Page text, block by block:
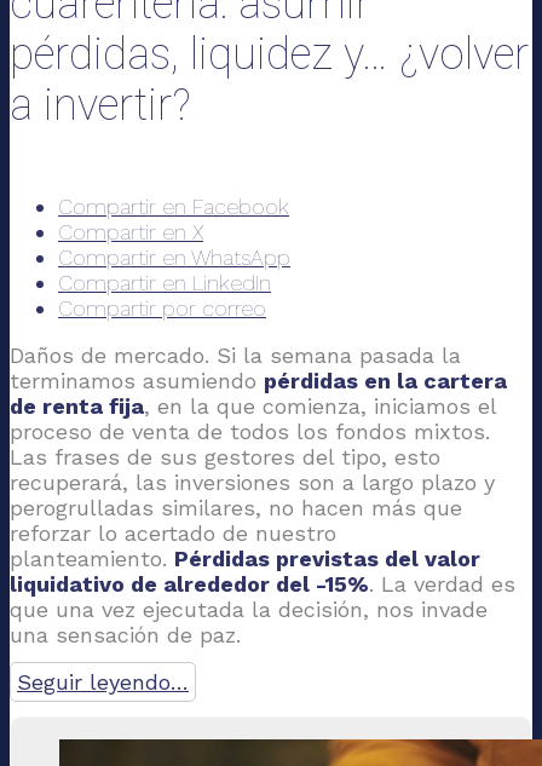
pérdidas, liquidez y… ¿volver
a invertir?
Compartir en Facebook
Compartir en X
Compartir en WhatsApp
Compartir en LinkedIn
Compartir por correo
Daños de mercado. Si la semana pasada la
terminamos asumiendo pérdidas en la cartera
de renta fija, en la que comienza, iniciamos el
proceso de venta de todos los fondos mixtos.
Las frases de sus gestores del tipo, esto
recuperará, las inversiones son a largo plazo y
perogrulladas similares, no hacen más que
reforzar lo acertado de nuestro
planteamiento. Pérdidas previstas del valor
liquidativo de alrededor del -15%. La verdad es
que una vez ejecutada la decisión, nos invade
una sensación de paz.
Seguir leyendo…